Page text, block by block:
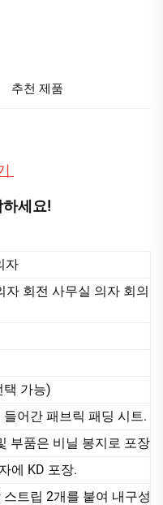
추천 제품
세요!
자
자 회전 사무실 의자 회의
택 가능)
어간 패브릭 패딩 시트.
부품은 비닐 봉지로 포장
에 KD 포장.
트립 2개를 붙여 내구성